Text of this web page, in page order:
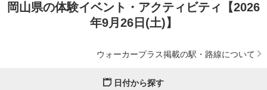
岡山県の体験イベント・アクティビティ【2026
年9月26日(土)】
ウォーカープラス掲載の駅・路線について
日付から探す